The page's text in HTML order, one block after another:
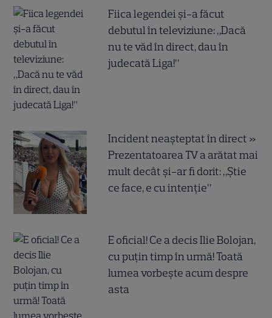
Fiica legendei și-a făcut
debutul în televiziune: „Dacă
nu te văd în direct, dau în
judecată Liga!”
Incident neașteptat în direct »
Prezentatoarea TV a arătat mai
mult decât și-ar fi dorit: „Știe
ce face, e cu intenție”
E oficial! Ce a decis Ilie Bolojan,
cu puțin timp în urmă! Toată
lumea vorbește acum despre
asta